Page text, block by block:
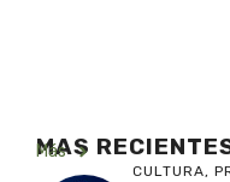
MAS
Más
CULTURA,